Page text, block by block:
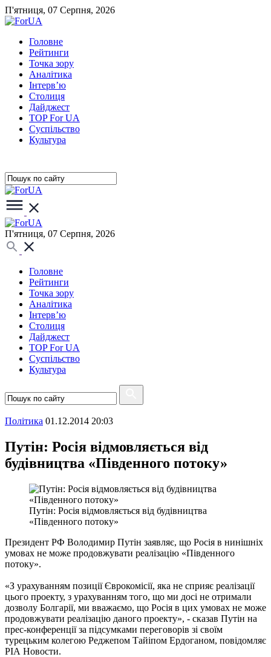
П'ятниця, 07 Серпня, 2026
Головне
Рейтинги
Точка зору
Аналітика
Інтерв’ю
Столиця
Дайджест
TOP For UA
Суспiльство
Культура
П'ятниця, 07 Серпня, 2026
Головне
Рейтинги
Точка зору
Аналітика
Інтерв’ю
Столиця
Дайджест
TOP For UA
Суспiльство
Культура
Полiтика 01.12.2014 20:03
Путін: Росія відмовляється від
будівництва «Південного потоку»
Путін: Росія відмовляється від будівництва
«Південного потоку»
Президент РФ Володимир Путін заявляє, що Росія в нинішніх
умовах не може продовжувати реалізацію «Південного
потоку».
«З урахуванням позиції Єврокомісії, яка не сприяє реалізації
цього проекту, з урахуванням того, що ми досі не отримали
дозволу Болгарії, ми вважаємо, що Росія в цих умовах не може
продовжувати реалізацію даного проекту», - сказав Путін на
прес-конференції за підсумками переговорів зі своїм
турецьким колегою Реджепом Тайіпом Ердоганом, повідомляє
РІА Новости.